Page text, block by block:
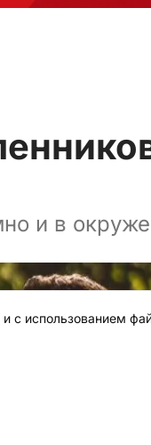
и в
и с использованием